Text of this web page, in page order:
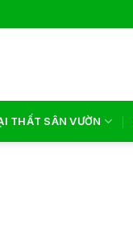
THẤT SÂN VƯỜN